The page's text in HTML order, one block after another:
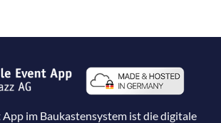
im Baukastensystem ist die digitale